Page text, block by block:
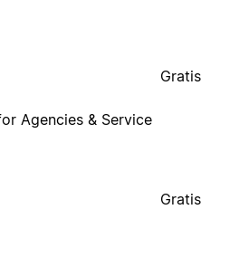
Agencies & Service
Gratis
Gratis